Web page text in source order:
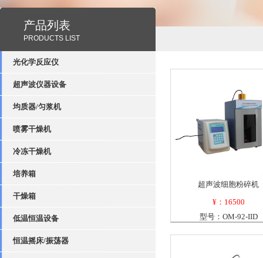
产品列表
PRODUCTS LIST
光化学反应仪
超声波仪器设备
均质器/匀浆机
喷雾干燥机
冷冻干燥机
培养箱
干燥箱
低温恒温设备
恒温摇床/振荡器
超声波细胞粉碎机
¥：16500
型号：OM-92-IID